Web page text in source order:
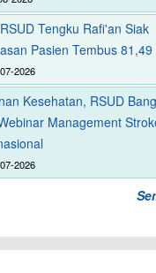
Tengku Rafi'an Siak
Pasien Tembus 81,49
2026
Kesehatan, RSUD
Management
2026